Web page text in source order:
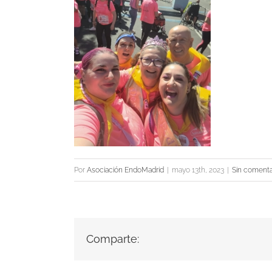
Por Asociación EndoMadrid | mayo 13th, 2023 | Sin
Comparte: